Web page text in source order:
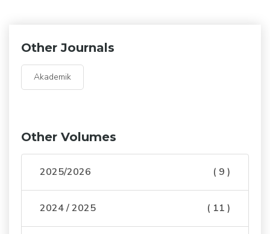
Other Journals
Akademik
Other Volumes
2025/2026 ( 9 )
2024 / 2025 ( 11 )